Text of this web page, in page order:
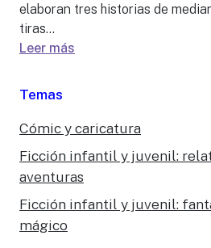
elaboran tres historias de
tiras...
Leer más
Temas
Cómic y caricatura
Ficción infantil y juvenil:
aventuras
Ficción infantil y juvenil:
mágico